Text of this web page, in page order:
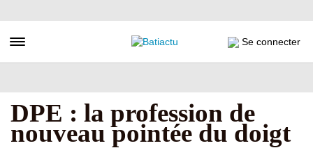
au
principal
Toggle navigation Se connecter
DPE : la profession de
nouveau pointée du doigt